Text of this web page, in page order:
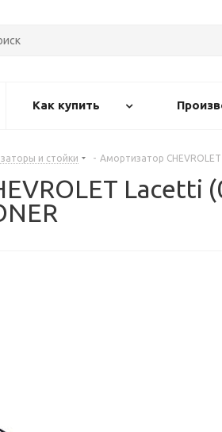
Как купить
и стойки - Амортизатор
Lacetti